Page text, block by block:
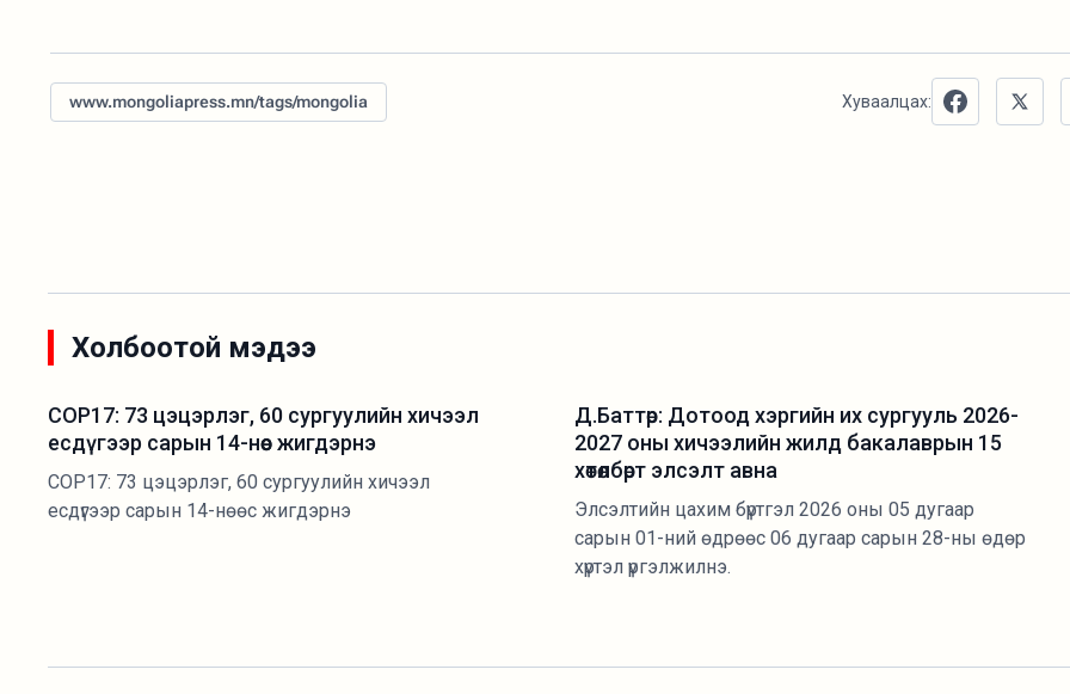
www.mongoliapress.mn/tags/mongolia Хуваалцах:
Холбоотой мэдээ
COP17: 73 цэцэрлэг, 60 сургуулийн хичээл
есдүгээр сарын 14-нөөс жигдэрнэ
COP17: 73 цэцэрлэг, 60 сургуулийн хичээл
есдүгээр сарын 14-нөөс жигдэрнэ
Д.Баттөр: Дотоод хэргийн их сургууль 2026-
2027 оны хичээлийн жилд бакалаврын 15
хөтөлбөрт элсэлт авна
Элсэлтийн цахим бүртгэл 2026 оны 05 дугаар
сарын 01-ний өдрөөс 06 дугаар сарын 28-ны өдөр
хүртэл үргэлжилнэ.